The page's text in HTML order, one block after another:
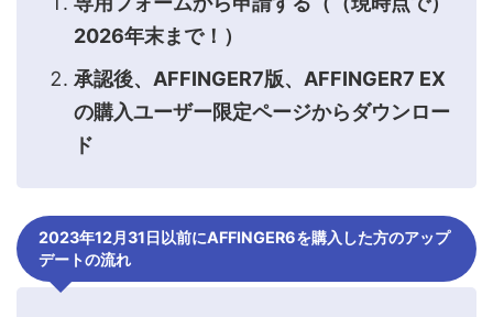
2026年末まで！）
承認後、AFFINGER7版、AFFINGER7 EX
の購入ユーザー限定ページからダウンロー
ド
2023年12月31日以前にAFFINGER6を購入した方のアップ
デートの流れ